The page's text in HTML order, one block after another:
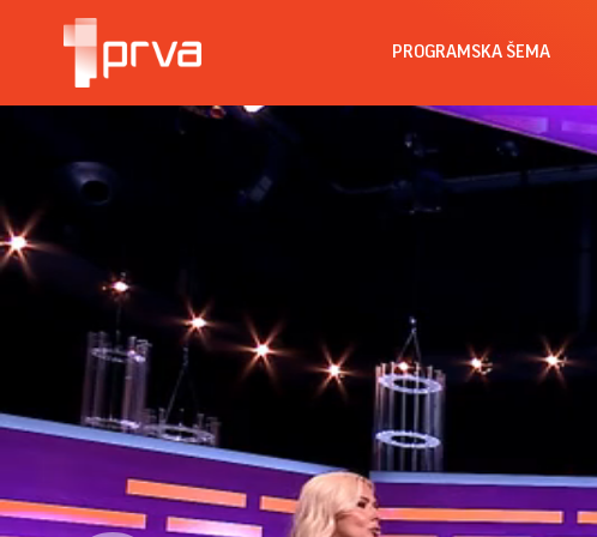
PROGRAMSKA ŠEMA